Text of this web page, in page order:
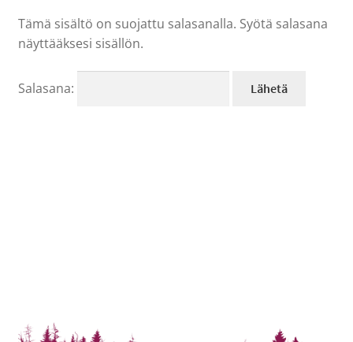
Tämä sisältö on suojattu salasanalla. Syötä salasana
näyttääksesi sisällön.
Salasana: